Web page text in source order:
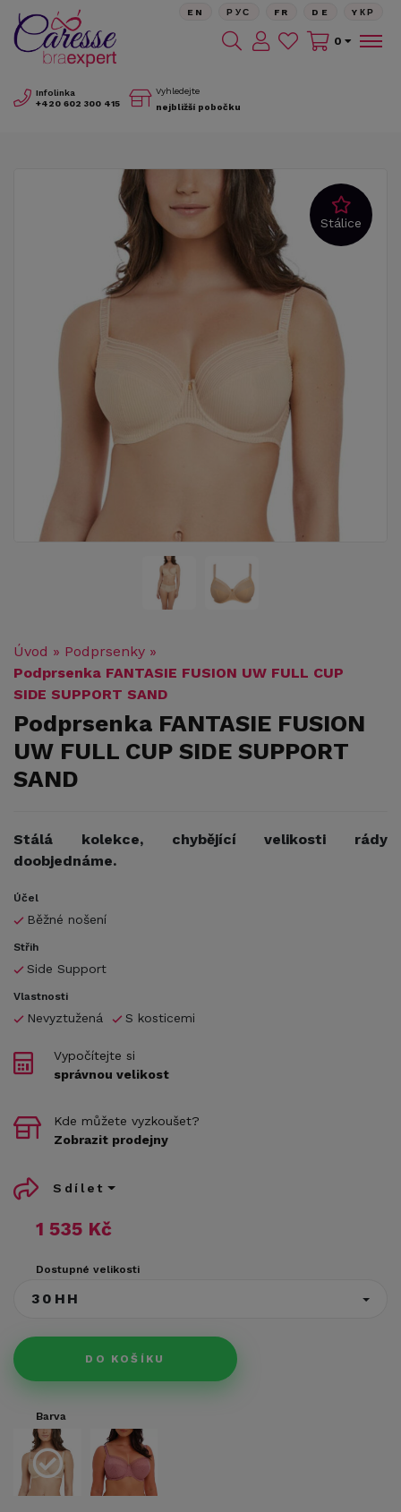
Infolinka
+420 602 300 415
Vyhledejte
nejbližší pobočku
EN РУС FR DE YКР
0
Stálice
Úvod » Podprsenky »
Podprsenka FANTASIE FUSION UW FULL CUP
SIDE SUPPORT SAND
Podprsenka FANTASIE FUSION
UW FULL CUP SIDE SUPPORT
SAND
Stálá kolekce, chybějící velikosti rády
doobjednáme.
Účel
Běžné nošení
Střih
Side Support
Vlastnosti
Nevyztužená S kosticemi
1 535 Kč
Dostupné velikosti
30HH
DO KOŠÍKU
Vypočítejte si
správnou velikost
Kde můžete vyzkoušet?
Zobrazit prodejny
Sdílet
Barva